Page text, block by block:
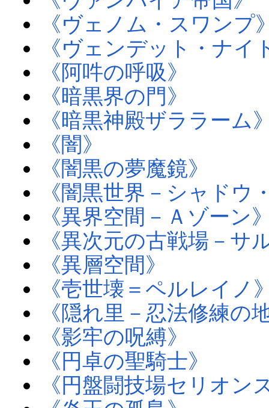
《ヴェノム・スワンプ
《ヴェンデット・ナイ
《阿吽の呼吸》
《暗黒界の門》
《暗黒神殿ザララーム
《闇》
《闇黒の夢魔鏡》
《闇黒世界－シャドウ
《異界空間－Ａゾーン
《異次元の古戦場－サ
《異層空間》
《壱世壊＝ペルレイノ
《隠れ里－忍法修練の
《影牢の呪縛》
《円卓の聖騎士》
《円盤闘技場セリオン